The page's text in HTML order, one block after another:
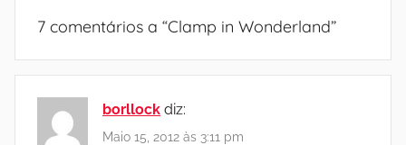
7 comentários a “Clamp in Wonderland”
borllock diz:
Maio 15, 2012 às 3:11 pm